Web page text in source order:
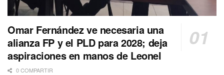
Omar Fernández ve necesaria una
alianza FP y el PLD para 2028; deja
aspiraciones en manos de Leonel
0 COMPARTIR